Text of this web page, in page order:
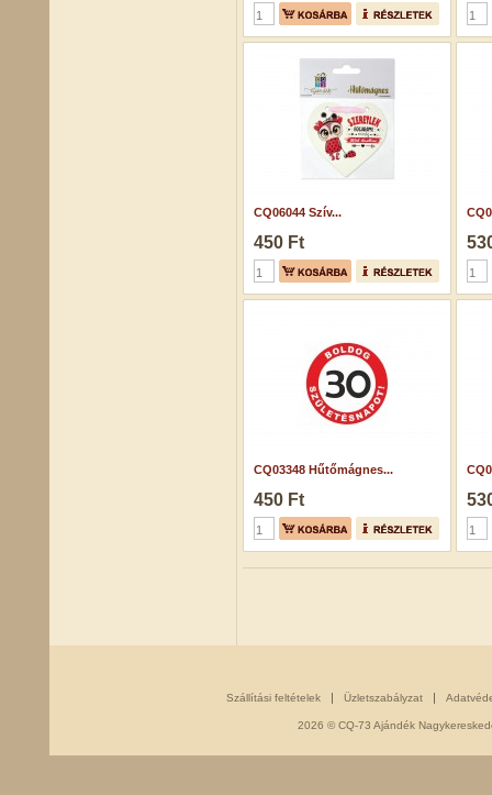
CQ06044 Szív...
450 Ft
CQ03348 Hűtőmágnes...
450 Ft
Szállítási feltételek Üzletszabályzat
2026 © CQ-73 Ajándék